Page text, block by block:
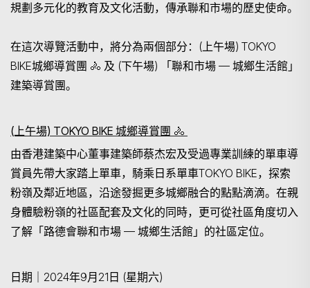
規劃多元化的教育及文化活動，傳承聯和市場的歷史使命。
在這次導覽活動中，將分為兩個部分：(上午場) TOKYO
BIKE城鄉導賞團 🚴 及 (下午場) 「聯和市場 — 城鄉生活館」
建築導賞團。
(上午場) TOKYO BIKE 城鄉導賞團 🚴
由香港建築中心董事建築師蔡杰宏及受過專業訓練的單車導
賞員先帶大家踏上單車，騎乘日系單車TOKYO BIKE，探索
粉嶺及鄰近地區，沿途發掘更多城鄉融合的點點滴滴。在親
身體驗粉嶺的社區配套及文化的同時，更可從社區角度切入
了解「路德會聯和市場 — 城鄉生活館」的社區定位。
日期｜ 2024年9月21日 (星期六)